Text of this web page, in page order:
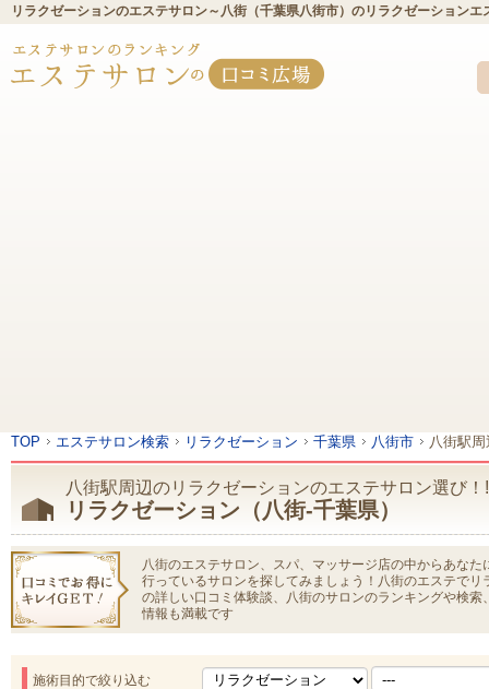
リラクゼーションのエステサロン～八街（千葉県八街市）のリラクゼーション
TOP エステサロン検索 リラクゼーション 千葉県 八街市 八街駅周
八街駅周辺のリラクゼーションのエステサロン選び！!
リラクゼーション（八街-千葉県）
八街のエステサロン、スパ、マッサージ店の中からあな
行っているサロンを探してみましょう！八街のエステで
の詳しい口コミ体験談、八街のサロンのランキングや検
情報も満載です
施術目的で絞り込む